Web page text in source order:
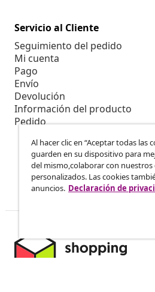
Servicio al Cliente
Seguimiento del pedido
Mi cuenta
Pago
Envío
Devolución
Información del producto
Pedido
Al hacer clic en “Aceptar todas las
guarden en su dispositivo para
del mismo,colaborar con
personalizados. Las cookies
anuncios. Declaración de